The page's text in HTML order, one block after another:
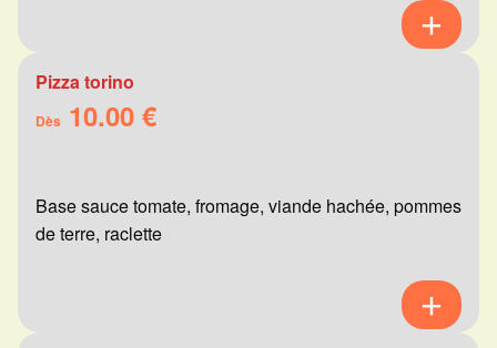
Pizza torino
Dès 10.00 €
Base sauce tomate, fromage, viande hachée, pommes
de terre, raclette